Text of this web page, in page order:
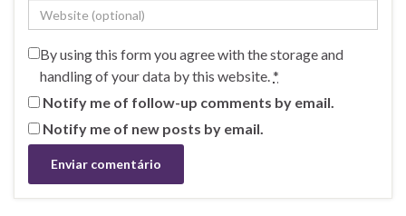
By using this form you agree with the storage and
handling of your data by this website.*
Notify me of follow-up comments by email.
Notify me of new posts by email.